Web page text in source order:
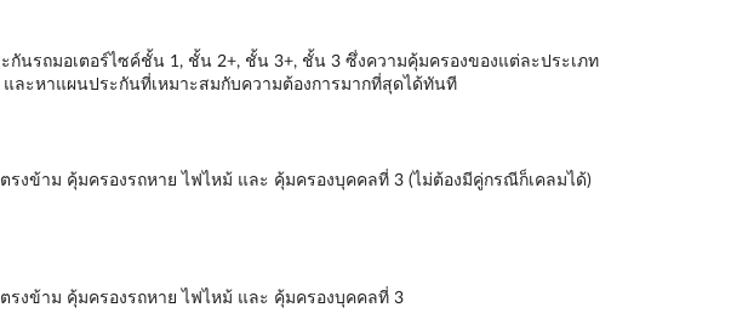
กันรถมอเตอร์ไซค์ชั้น 1, ชั้น 2+, ชั้น 3+, ชั้น 3ซึ่งความคุ้มครองของแต่ละประเภท
ละหาแผนประกันที่เหมาะสมกับความต้องการมากที่สุดได้ทันที
รงข้าม คุ้มครองรถหาย ไฟไหม้ และ คุ้มครองบุคคลที่ 3 (ไม่ต้องมีคู่กรณีก็เคลมได้)
รงข้าม คุ้มครองรถหาย ไฟไหม้ และ คุ้มครองบุคคลที่ 3